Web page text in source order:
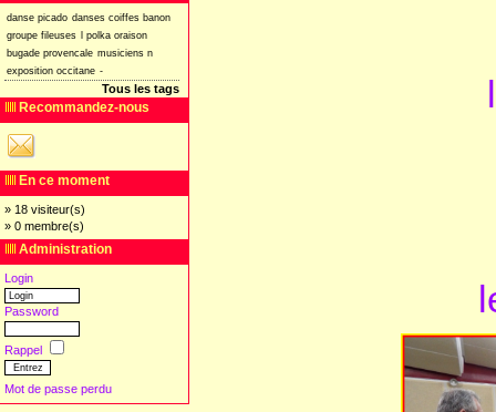
danse picado danses coiffes banon
groupe fileuses polka oraison
bugade provencale musiciens n
exposition occitane -
Tous les tags
Recommandez-nous
En ce moment
» 18 visiteur(s)
» 0 membre(s)
Administration
Login
Password
Rappel
Mot de passe perdu